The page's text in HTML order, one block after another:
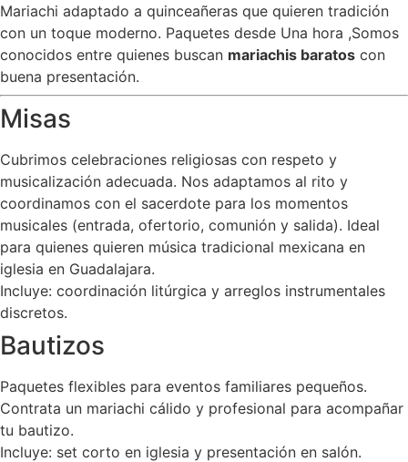
Mariachi adaptado a quinceañeras que quieren tradición
con un toque moderno. Paquetes desde Una hora ,Somos
conocidos entre quienes buscan mariachis baratos con
buena presentación.
Misas
Cubrimos celebraciones religiosas con respeto y
musicalización adecuada. Nos adaptamos al rito y
coordinamos con el sacerdote para los momentos
musicales (entrada, ofertorio, comunión y salida). Ideal
para quienes quieren música tradicional mexicana en
iglesia en Guadalajara.
Incluye: coordinación litúrgica y arreglos instrumentales
discretos.
Bautizos
Paquetes flexibles para eventos familiares pequeños.
Contrata un mariachi cálido y profesional para acompañar
tu bautizo.
Incluye: set corto en iglesia y presentación en salón.